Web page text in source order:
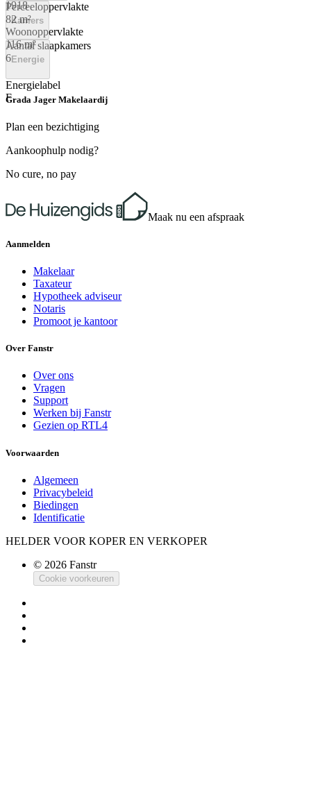
1918
Perceeloppervlakte
82 m²
Woonoppervlakte
116 m²
Kamers
Aantal slaapkamers
6 Energie
Energielabel
F
Grada Jager Makelaardij
Plan een bezichtiging
Aankoophulp nodig?
No cure, no pay
Maak nu een afspraak
Aanmelden
Makelaar
Taxateur
Hypotheek adviseur
Notaris
Promoot je kantoor
Over Fanstr
Over ons
Vragen
Support
Werken bij Fanstr
Gezien op RTL4
Voorwaarden
Algemeen
Privacybeleid
Biedingen
Identificatie
HELDER VOOR KOPER EN VERKOPER
© 2026 Fanstr
Cookie voorkeuren